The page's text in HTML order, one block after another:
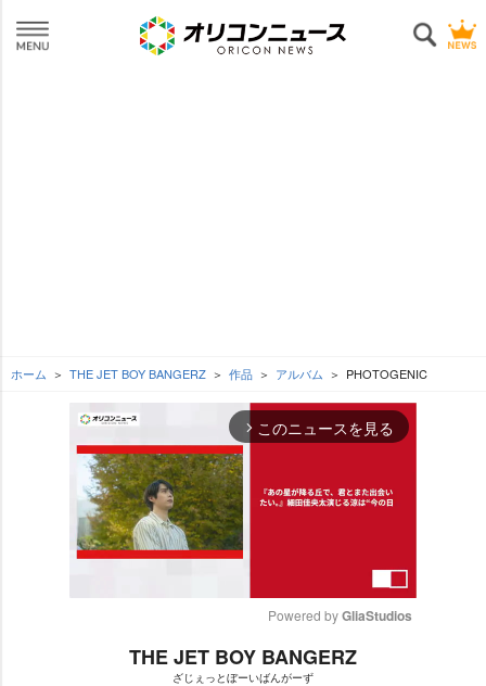
ホーム THE JET BOY BANGERZ 作品 アルバム PHOTOGENIC
arrow_forward_ios このニュースを見る
M
Powered by GliaStudios
THE JET BOY BANGERZ
ざじぇっとぼーいばんがーず